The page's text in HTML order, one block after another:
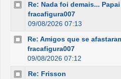
Re: Nada foi demais...
fracafigura007
09/08/2026 07:13
Re: Amigos que se
fracafigura007
09/08/2026 07:12
Re: Frisson